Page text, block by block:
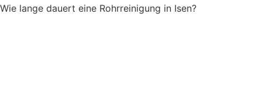
Wie lange dauert eine Rohrreinigung in Isen?